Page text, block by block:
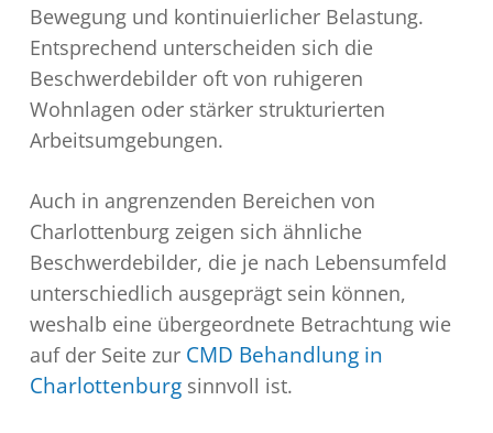
Bewegung und kontinuierlicher Belastung.
Entsprechend unterscheiden sich die
Beschwerdebilder oft von ruhigeren
Wohnlagen oder stärker strukturierten
Arbeitsumgebungen.
Auch in angrenzenden Bereichen von
Charlottenburg zeigen sich ähnliche
Beschwerdebilder, die je nach Lebensumfeld
unterschiedlich ausgeprägt sein können,
weshalb eine übergeordnete Betrachtung wie
auf der Seite zur CMD Behandlung in
Charlottenburgsinnvoll ist.